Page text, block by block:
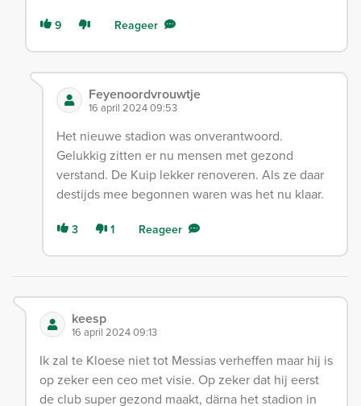
9 Reageer
Feyenoordvrouwtje
16 april 2024 09:53
Het nieuwe stadion was onverantwoord.
Gelukkig zitten er nu mensen met gezond
verstand. De Kuip lekker renoveren. Als ze daar
destijds mee begonnen waren was het nu klaar.
3 1 Reageer
keesp
16 april 2024 09:13
Ik zal te Kloese niet tot Messias verheffen maar hij is
op zeker een ceo met visie. Op zeker dat hij eerst
de club super gezond maakt, därna het stadion in